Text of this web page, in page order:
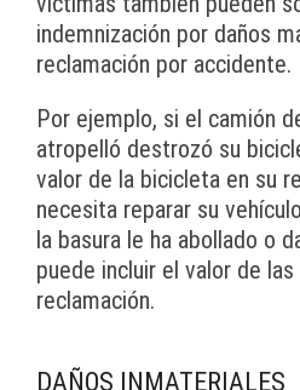
indemnización por daños
reclamación por accidente.
Por ejemplo, si el camión
atropelló destrozó su
valor de la bicicleta en su
necesita reparar su
la basura le ha abollado o
puede incluir el valor de
reclamación.
DAÑOS INMATERIALES